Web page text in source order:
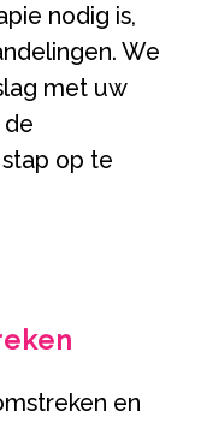
nodig is,
We
met uw
op te
en